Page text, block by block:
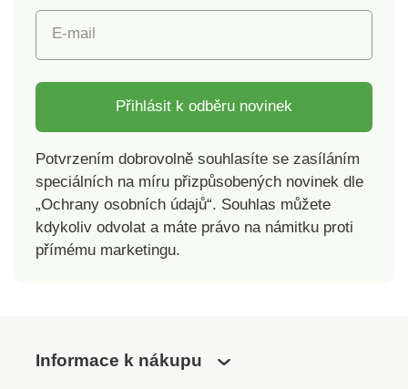
E-mail
Přihlásit k odběru novinek
Potvrzením dobrovolně souhlasíte se zasíláním
speciálních na míru přizpůsobených novinek dle
„Ochrany osobních údajů“. Souhlas můžete
kdykoliv odvolat a máte právo na námitku proti
přímému marketingu.
Informace k nákupu